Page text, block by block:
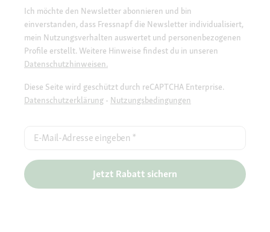
Ich möchte den Newsletter abonnieren und bin
einverstanden, dass Fressnapf die Newsletter individualisiert,
mein Nutzungsverhalten auswertet und personenbezogenen
Profile erstellt. Weitere Hinweise findest du in unseren
Datenschutzhinweisen.
Diese Seite wird geschützt durch reCAPTCHA Enterprise.
Datenschutzerklärung - Nutzungsbedingungen
E-Mail-Adresse eingeben *
Jetzt Rabatt sichern